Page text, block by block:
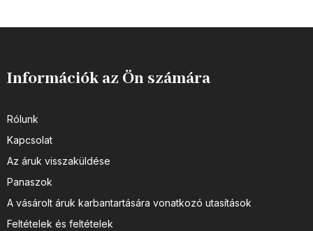
Információk az Ön számára
Rólunk
Kapcsolat
Az áruk visszaküldése
Panaszok
A vásárolt áruk karbantartására vonatkozó utasítások
Feltételek és feltételek